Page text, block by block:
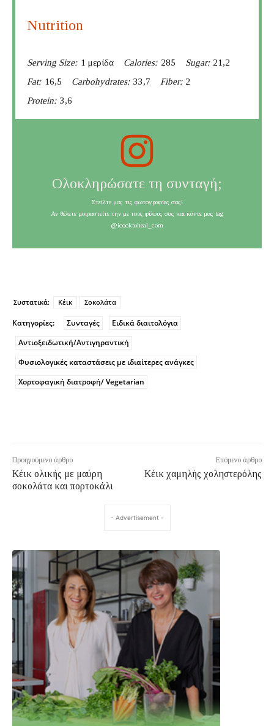
Nutrition
Serving Size: 1 μερίδα Calories: 285 Sugar: 21,2
Fat: 16,5 Carbohydrates: 33,7 Fiber: 2
Protein: 3,6
Ολοκληρώσατε τη συνταγή;
Στείλτε μας τις φωτογραφίες σας!
Αν θέλετε μοιραστείτε την με τους φίλους σας και κάντε μας tag
@icooktoheal_com
Συστατικά: Κέικ Σοκολάτα
Κατηγορίες: Συνταγές
Ειδικά διαιτολόγια
Αντιοξειδωτική/Αντιγηραντική
Φυσιολογικές καταστάσεις με ιδιαίτερες ανάγκες
Χορτοφαγική διατροφή/ Vegetarian
Προηγούμενο άρθρο
Κέικ ολικής με μαύρη
σοκολάτα και πορτοκάλι
Επόμενο άρθρο
Κέικ χαμηλής χοληστερόλης
- Advertisement -